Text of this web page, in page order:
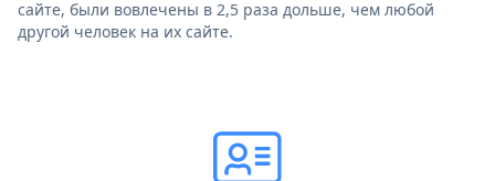
сайте, были вовлечены в 2,5 раза дольше, чем любой
другой человек на их сайте.